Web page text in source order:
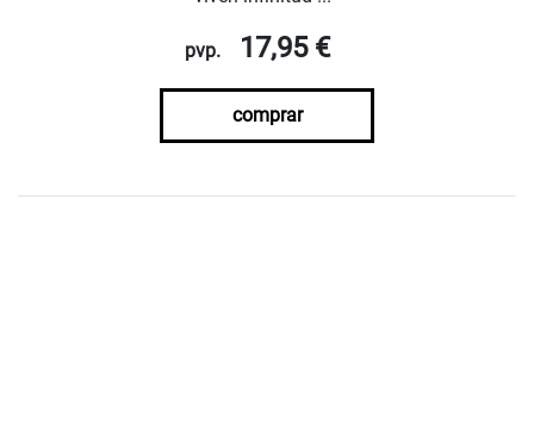
pvp. 17,95 €
comprar